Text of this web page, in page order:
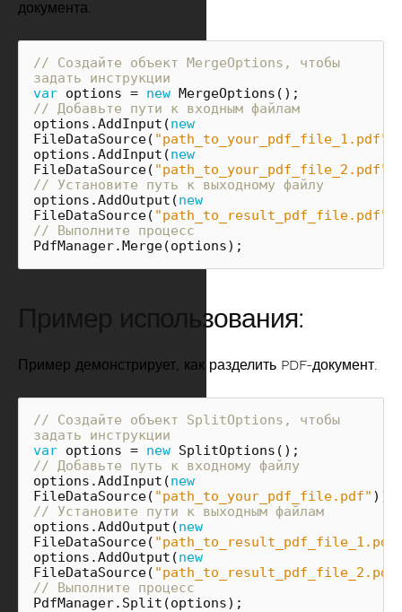
документа.
// Создайте объект MergeOptions, чтобы
задать инструкции
var options = new MergeOptions ();
// Добавьте пути к входным файлам
options .AddInput (new
FileDataSource( "path_to_your_pdf_file_1.pdf"
options .AddInput (new
FileDataSource( "path_to_your_pdf_file_2.pdf"
// Установите путь к выходному файлу
options .AddOutput (new
FileDataSource( "path_to_result_pdf_file.pdf"
// Выполните процесс
PdfManager.Merge(options);
Пример использования:
Пример демонстрирует, как разделить PDF-документ.
// Создайте объект SplitOptions, чтобы
задать инструкции
var options = new SplitOptions ();
// Добавьте путь к входному файлу
options .AddInput (new
FileDataSource( "path_to_your_pdf_file.pdf" ));
// Установите пути к выходным файлам
options .AddOutput (new
FileDataSource(
options .AddOutput (new
FileDataSource(
// Выполните процесс
PdfManager. Split (options);